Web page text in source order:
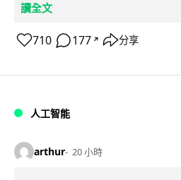
讀全文
710 177 ↗ 分享
人工智能
arthur 20 小時